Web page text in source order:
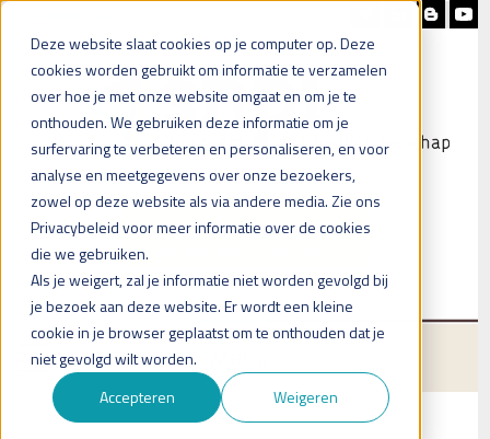
Deze website slaat cookies op je computer op. Deze
cookies worden gebruikt om informatie te verzamelen
over hoe je met onze website omgaat en om je te
onthouden. We gebruiken deze informatie om je
surfervaring te verbeteren en personaliseren, en voor
analyse en meetgegevens over onze bezoekers,
zowel op deze website als via andere media. Zie ons
Privacybeleid voor meer informatie over de cookies
die we gebruiken.
Als je weigert, zal je informatie niet worden gevolgd bij
je bezoek aan deze website. Er wordt een kleine
cookie in je browser geplaatst om te onthouden dat je
niet gevolgd wilt worden.
Accepteren
Weigeren
Heb je vragen?